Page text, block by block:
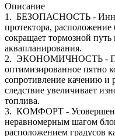
Описание
1. БЕЗОПАСНОСТЬ -
протектора,
сокращает тормозной
аквапланирования.
2. ЭКОНОМИЧНОСТЬ -
оптимизированное пятно
сопротивление качению и
следствие увеличивает
топлива.
3. КОМФОРТ -
неравномерным шагом
расположением градусов